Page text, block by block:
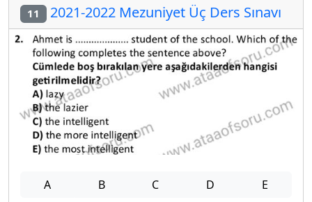
11 2021-2022 Mezuniyet Üç Ders Sınavı
A B C D E